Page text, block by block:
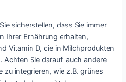
sicherstellen, dass Sie immer
Ihrer Ernährung erhalten,
Vitamin D, die in Milchprodukten
Sie darauf, auch andere
zu integrieren, wie z.B. grünes